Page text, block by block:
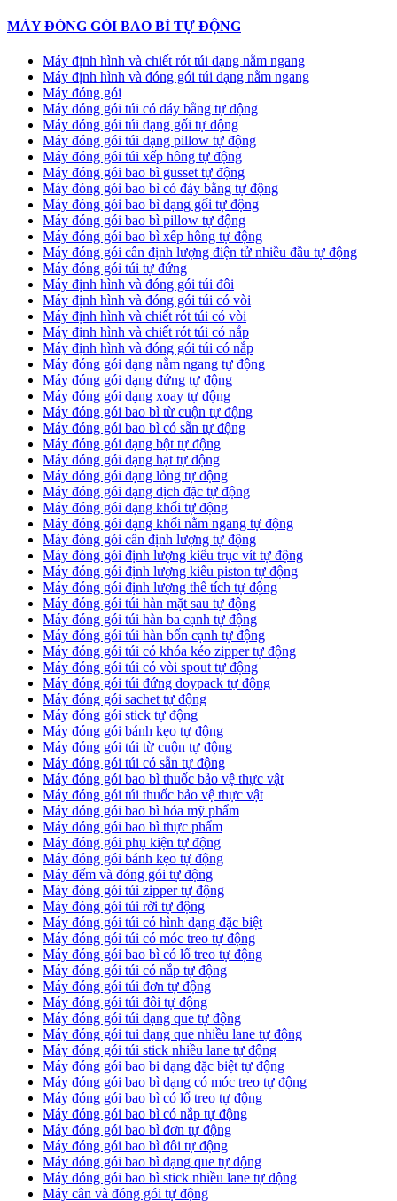
MÁY ĐÓNG GÓI BAO BÌ TỰ ĐỘNG
Máy định hình và chiết rót túi dạng nằm ngang
Máy định hình và đóng gói túi dạng nằm ngang
Máy đóng gói
Máy đóng gói túi có đáy bằng tự động
Máy đóng gói túi dạng gối tự động
Máy đóng gói túi dạng pillow tự động
Máy đóng gói túi xếp hông tự động
Máy đóng gói bao bì gusset tự động
Máy đóng gói bao bì có đáy bằng tự động
Máy đóng gói bao bì dạng gối tự động
Máy đóng gói bao bì pillow tự động
Máy đóng gói bao bì xếp hông tự động
Máy đóng gói cân định lượng điện tử nhiều đầu tự động
Máy đóng gói túi tự đứng
Máy định hình và đóng gói túi đôi
Máy định hình và đóng gói túi có vòi
Máy định hình và chiết rót túi có vòi
Máy định hình và chiết rót túi có nắp
Máy định hình và đóng gói túi có nắp
Máy đóng gói dạng nằm ngang tự động
Máy đóng gói dạng đứng tự động
Máy đóng gói dạng xoay tự động
Máy đóng gói bao bì từ cuộn tự động
Máy đóng gói bao bì có sẵn tự động
Máy đóng gói dạng bột tự động
Máy đóng gói dạng hạt tự động
Máy đóng gói dạng lỏng tự động
Máy đóng gói dạng dịch đặc tự động
Máy đóng gói dạng khối tự động
Máy đóng gói dạng khối nằm ngang tự động
Máy đóng gói cân định lượng tự động
Máy đóng gói định lượng kiểu trục vít tự động
Máy đóng gói định lượng kiểu piston tự động
Máy đóng gói định lượng thể tích tự động
Máy đóng gói túi hàn mặt sau tự động
Máy đóng gói túi hàn ba cạnh tự động
Máy đóng gói túi hàn bốn cạnh tự động
Máy đóng gói túi có khóa kéo zipper tự động
Máy đóng gói túi có vòi spout tự động
Máy đóng gói túi đứng doypack tự động
Máy đóng gói sachet tự động
Máy đóng gói stick tự động
Máy đóng gói bánh kẹo tự động
Máy đóng gói túi từ cuộn tự động
Máy đóng gói túi có sẵn tự động
Máy đóng gói bao bì thuốc bảo vệ thực vật
Máy đóng gói túi thuốc bảo vệ thực vật
Máy đóng gói bao bì hóa mỹ phẩm
Máy đóng gói bao bì thực phẩm
Máy đóng gói phụ kiện tự động
Máy đóng gói bánh kẹo tự động
Máy đếm và đóng gói tự động
Máy đóng gói túi zipper tự động
Máy đóng gói túi rời tự động
Máy đóng gói túi có hình dạng đặc biệt
Máy đóng gói túi có móc treo tự động
Máy đóng gói bao bì có lổ treo tự động
Máy đóng gói túi có nắp tự động
Máy đóng gói túi đơn tự động
Máy đóng gói túi đôi tự động
Máy đóng gói túi dạng que tự động
Máy đóng gói tui dạng que nhiều lane tự động
Máy đóng gói túi stick nhiều lane tự động
Máy đóng gói bao bi dạng đặc biệt tự động
Máy đóng gói bao bì dạng có móc treo tự động
Máy đóng gói bao bì có lổ treo tự động
Máy đóng gói bao bì có nắp tự động
Máy đóng gói bao bì đơn tự động
Máy đóng gói bao bì đôi tự động
Máy đóng gói bao bì dạng que tự động
Máy đóng gói bao bì stick nhiều lane tự động
Máy cân và đóng gói tự động